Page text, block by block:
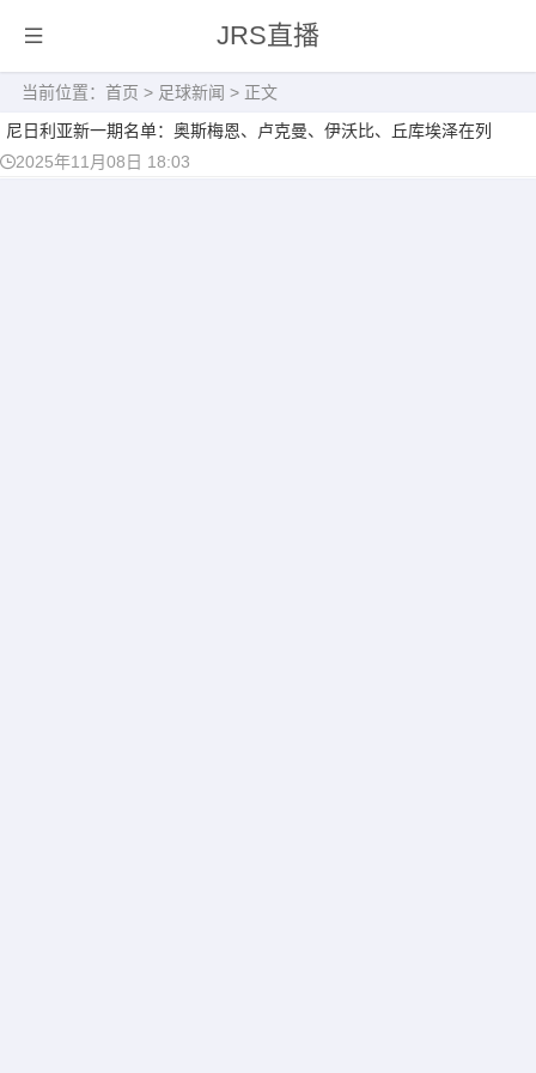
JRS直播
当前位置： 首页 > 足球新闻 > 正文
尼日利亚新一期名单：奥斯梅恩、卢克曼、伊沃比、丘库埃泽在列
2025年11月08日 18:03